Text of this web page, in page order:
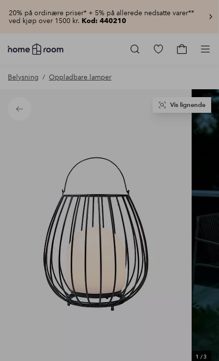
20% på ordinære priser* + 5% på allerede nedsatte varer**
ved kjøp over 1500 kr. Kod: 440210
Homeroom
–
hjemmet
pris
Gå
Gå
Belysning Oppladbare lamper
Tilbake
1 /3
Vis lignende